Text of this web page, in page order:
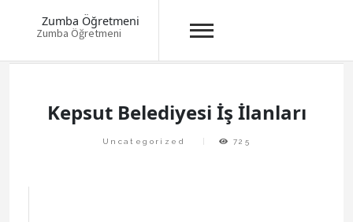
Zumba Öğretmeni
Zumba Öğretmeni
Kepsut Belediyesi İş İlanları
Uncategorized 725